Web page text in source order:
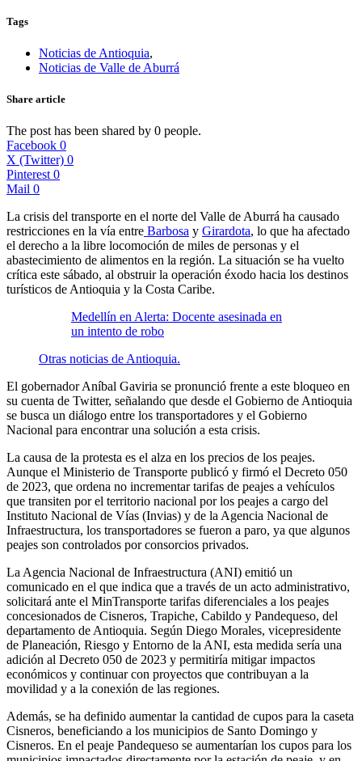
Tags
Noticias de Antioquia,
Noticias de Valle de Aburrá
Share article
The post has been shared by 0 people.
Facebook 0
X (Twitter) 0
Pinterest 0
Mail 0
La crisis del transporte en el norte del Valle de Aburrá ha causado
restricciones en la vía entre Barbosa y Girardota, lo que ha afectado
el derecho a la libre locomoción de miles de personas y el
abastecimiento de alimentos en la región. La situación se ha vuelto
crítica este sábado, al obstruir la operación éxodo hacia los destinos
turísticos de Antioquia y la Costa Caribe.
Medellín en Alerta: Docente asesinada en
un intento de robo
Otras noticias de Antioquia.
El gobernador Aníbal Gaviria se pronunció frente a este bloqueo en
su cuenta de Twitter, señalando que desde el Gobierno de Antioquia
se busca un diálogo entre los transportadores y el Gobierno
Nacional para encontrar una solución a esta crisis.
La causa de la protesta es el alza en los precios de los peajes.
Aunque el Ministerio de Transporte publicó y firmó el Decreto 050
de 2023, que ordena no incrementar tarifas de peajes a vehículos
que transiten por el territorio nacional por los peajes a cargo del
Instituto Nacional de Vías (Invias) y de la Agencia Nacional de
Infraestructura, los transportadores se fueron a paro, ya que algunos
peajes son controlados por consorcios privados.
La Agencia Nacional de Infraestructura (ANI) emitió un
comunicado en el que indica que a través de un acto administrativo,
solicitará ante el MinTransporte tarifas diferenciales a los peajes
concesionados de Cisneros, Trapiche, Cabildo y Pandequeso, del
departamento de Antioquia. Según Diego Morales, vicepresidente
de Planeación, Riesgo y Entorno de la ANI, esta medida sería una
adición al Decreto 050 de 2023 y permitiría mitigar impactos
económicos y continuar con proyectos que contribuyan a la
movilidad y a la conexión de las regiones.
Además, se ha definido aumentar la cantidad de cupos para la caseta
Cisneros, beneficiando a los municipios de Santo Domingo y
Cisneros. En el peaje Pandequeso se aumentarían los cupos para los